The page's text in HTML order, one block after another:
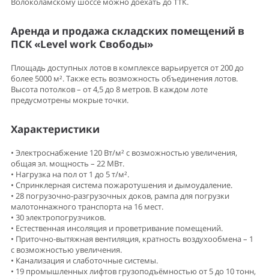
Аренда и продажа складских помещений в
ПСК «Level work Свободы»
Площадь доступных лотов в комплексе варьируется от 200 до
более 5000 м². Также есть возможность объединения лотов.
Высота потолков – от 4,5 до 8 метров. В каждом лоте
предусмотрены мокрые точки.
Характеристики
• Электроснабжение 120 Вт/м² с возможностью увеличения,
общая эл. мощность – 22 МВт.
• Нагрузка на пол от 1 до 5 т/м².
• Спринклерная система пожаротушения и дымоудаление.
• 28 погрузочно-разгрузочных доков, рампа для погрузки
малотоннажного транспорта на 16 мест.
• 30 электропогрузчиков.
• Естественная инсоляция и проветривание помещений.
• Приточно-вытяжная вентиляция, кратность воздухообмена – 1
с возможностью увеличения.
• Канализация и слаботочные системы.
• 19 промышленных лифтов грузоподъёмностью от 5 до 10 тонн,